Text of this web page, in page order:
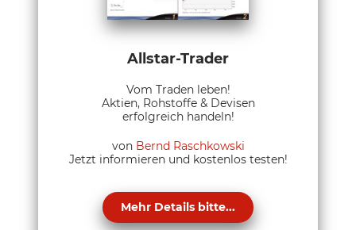
Allstar-Trader
Vom Traden leben!
Aktien, Rohstoffe & Devisen
erfolgreich handeln!
von Bernd Raschkowski
Jetzt informieren und kostenlos testen!
Mehr Details bitte...